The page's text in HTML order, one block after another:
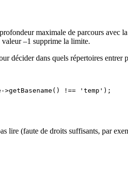
maximale de parcours avec
valeur –1 supprime la limite.
décider dans quels répertoires
lire (faute de droits suffisants, par